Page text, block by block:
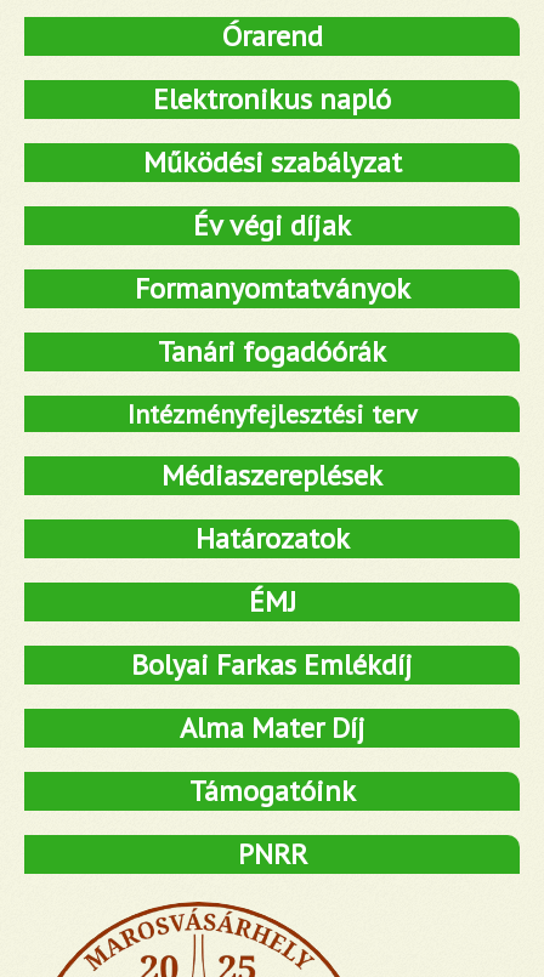
Órarend
Elektronikus napló
Működési szabályzat
Év végi díjak
Formanyomtatványok
Tanári fogadóórák
Intézményfejlesztési terv
Médiaszereplések
Határozatok
ÉMJ
Bolyai Farkas Emlékdíj
Alma Mater Díj
Támogatóink
PNRR